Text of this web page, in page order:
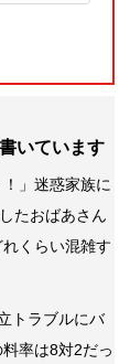
いています
」迷惑家族に
たおばあさん
くらい混雑す
トラブルにバ
率は8対2だっ